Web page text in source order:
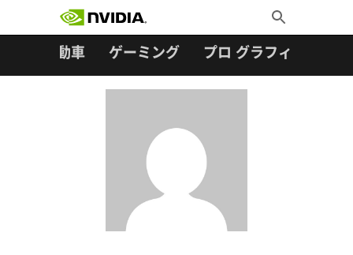
Toggle
Search
自動車 ゲーミング プロ グラフィックス